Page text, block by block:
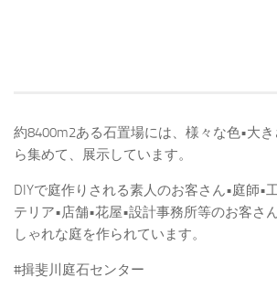
約8400m2ある石置場には、様々な色•大
ら集めて、展示しています。
DIYで庭作りされる素人のお客さん•庭師•
テリア•店舗•花屋•設計事務所等のお客さ
しゃれな庭を作られています。
#揖斐川庭石センター